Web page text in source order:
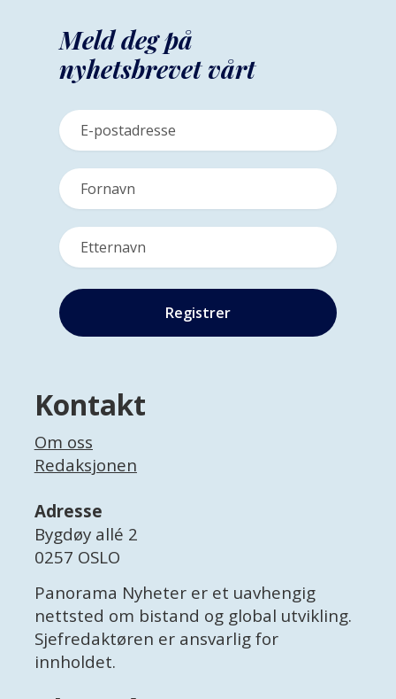
Meld deg på
nyhetsbrevet vårt
Kontakt
Om oss
Redaksjonen
Adresse
Bygdøy allé 2
0257 OSLO
Panorama Nyheter er et uavhengig
nettsted om bistand og global utvikling.
Sjefredaktøren er ansvarlig for
innholdet.